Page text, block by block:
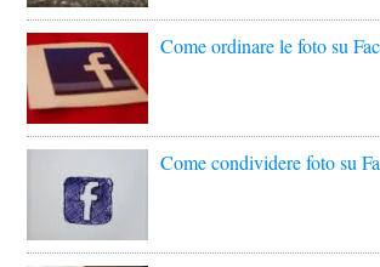
Come ordinare le foto su
Come condividere foto su